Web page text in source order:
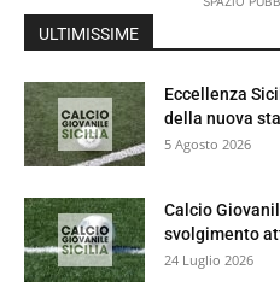
ULTIMISSIME
Eccellenza
della nuova
5 Agosto 2026
Calcio
svolgimento
24 Luglio 2026